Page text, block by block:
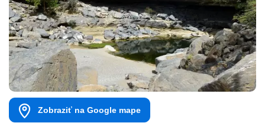
Zobraziť na Google mape